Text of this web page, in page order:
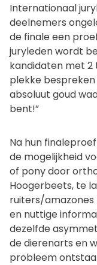
Internationaal
deelnemers
de finale een
juryleden wordt
kandidaten met
plekke bespreken
absoluut goud
bent!”
Na hun
de mogelijkheid
of pony door
Hoogerbeets, te
ruiters/
en nuttige
dezelfde
de dierenarts en
probleem